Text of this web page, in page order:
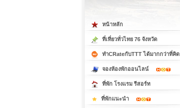
หน้าหลัก
ที่เที่ยวทั่วไทย 76 จังหวัด
ทำCRateกับTTT ได้มากกว่าที่คิด
จองห้องพักออนไลน์
ที่พัก โรงแรม รีสอร์ท
ที่พักแนะนำ